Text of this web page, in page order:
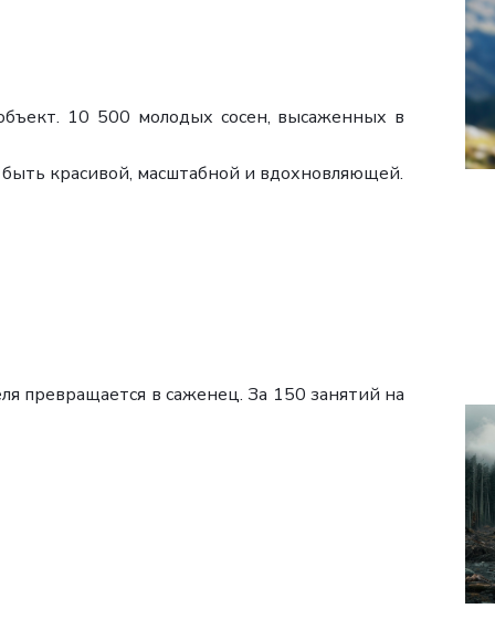
10 500 молодых сосен, высаженных в
красивой, масштабной и вдохновляющей.
превращается в саженец. За 150 занятий на